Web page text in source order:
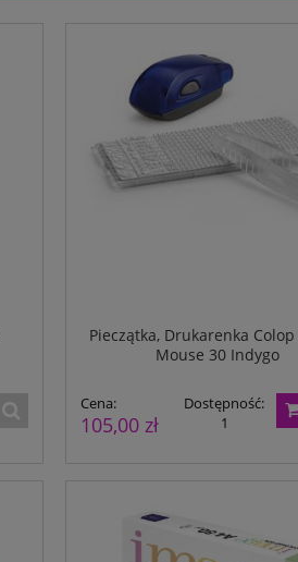
Pieczątka, Drukarenka
Mouse 30 Indygo
Cena:
105,00 zł
Dostępność:
1